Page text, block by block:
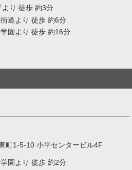
り 徒歩 約3分
道より 徒歩 約6分
園より 徒歩 約16分
町1-5-10 小平センタービル4F
園より 徒歩 約2分